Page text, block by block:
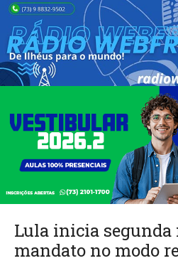
Lula inicia segunda
mandato no modo